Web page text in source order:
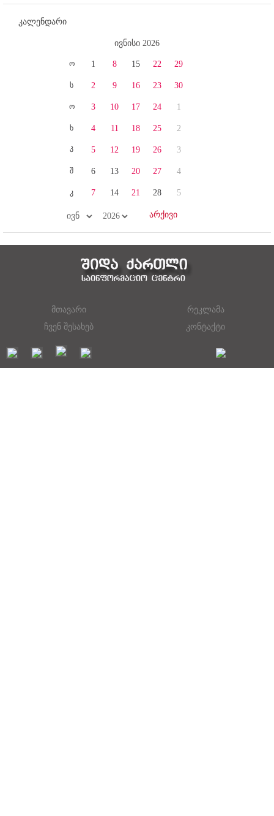
კალენდარი
ივნისი 2026
ო
ს
ო
ხ
პ
შ
კ
1
2
3
4
5
6
7
8
9
10
11
12
13
14
15
16
17
18
19
20
21
22
23
24
25
26
27
28
29
30
1
2
3
4
5
მთავარი
რეკლამა
ჩვენ შესახებ
კონტაქტი